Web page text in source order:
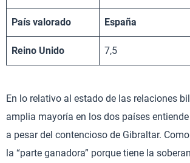
País valorado España
Reino Unido 7,5
En lo relativo al estado de las relaciones
amplia mayoría en los dos países
a pesar del contencioso de Gibraltar.
la “parte ganadora” porque tiene la